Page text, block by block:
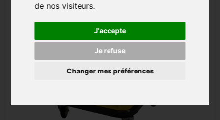
de nos visiteurs.
J'accepte
Je refuse
Changer mes préférences